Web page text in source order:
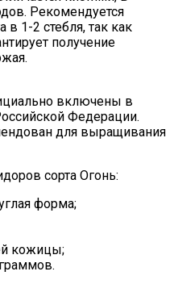
Рекомендуется
в 1-2 стебля, так как
получение
включены в
Федерации.
для выращивания
сорта Огонь:
форма;
кожицы;